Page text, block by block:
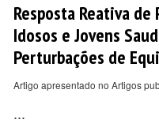
Resposta Reativa
Idosos e Jovens
Perturbações de
Artigo apresentado no Artigos
...